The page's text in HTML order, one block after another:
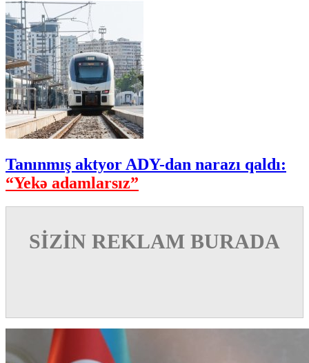
Tanınmış aktyor ADY-dan narazı qaldı:
“Yekə adamlarsız”
SİZİN REKLAM BURADA